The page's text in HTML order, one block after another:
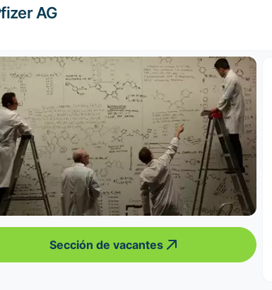
AG
Sección de vacantes